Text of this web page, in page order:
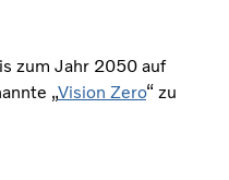
zum Jahr 2050 auf
„Vision Zero“ zu